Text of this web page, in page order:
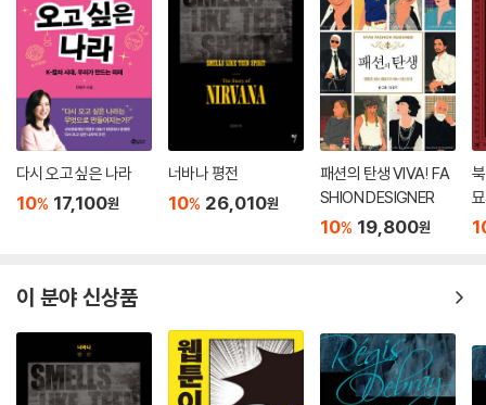
다시 오고 싶은 나라
10% 17,100원
너바나 평전
10% 26,010원
패션의 탄생 VIVA! FA
SHION DESIGNER
10% 19,800원
이 분야 신상품